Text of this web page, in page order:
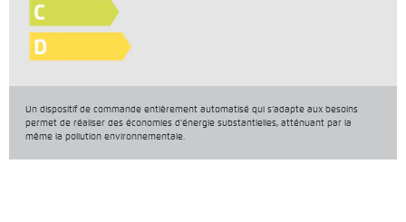
Un dispositif de commande entièrement automatisé qui s’adapte aux besoins
permet de réaliser des économies d’énergie substantielles, atténuant par la
même la pollution environnementale.